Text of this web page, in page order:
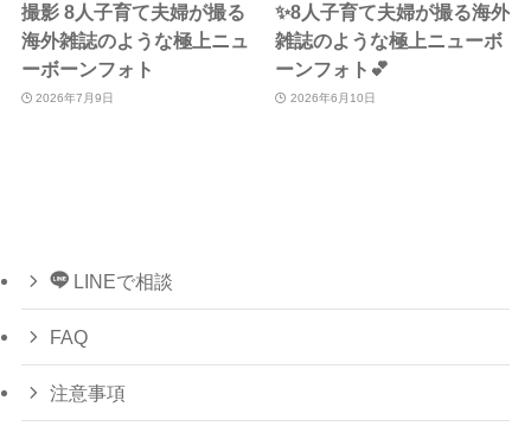
撮影 8人子育て夫婦が撮る
海外雑誌のような極上ニュ
ーボーンフォト
2026年7月9日
✨8人子育て夫婦が撮る海外
雑誌のような極上ニューボ
ーンフォト💕
2026年6月10日
LINEで相談
FAQ
注意事項